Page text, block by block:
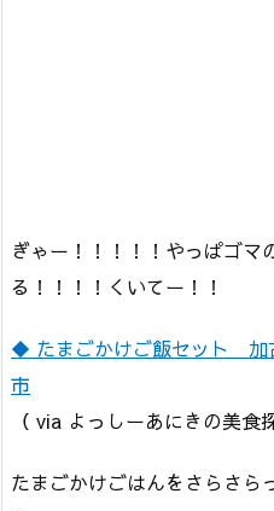
ぎゃー！！！！！やっぱゴマ
る！！！！くいてー！！
◆ たまごかけご飯セット 加
市
（ via よっしーあにきの美食
たまごかけごはんをさらさら